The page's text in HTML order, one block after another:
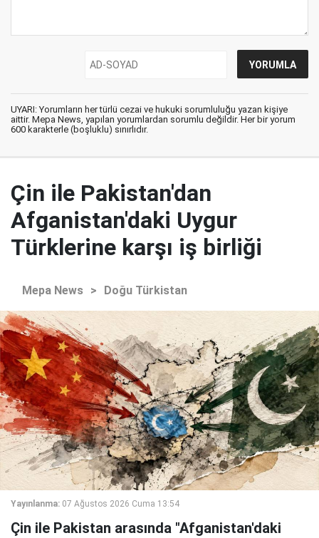
UYARI: Yorumların her türlü cezai ve hukuki sorumluluğu yazan kişiye
aittir. Mepa News, yapılan yorumlardan sorumlu değildir. Her bir yorum
600 karakterle (boşluklu) sınırlıdır.
Çin ile Pakistan'dan
Afganistan'daki Uygur
Türklerine karşı iş birliği
Mepa News > Doğu Türkistan
Yayınlanma: 07 Ağustos 2026 Cuma 13:54
Çin ile Pakistan arasında "Afganistan'daki